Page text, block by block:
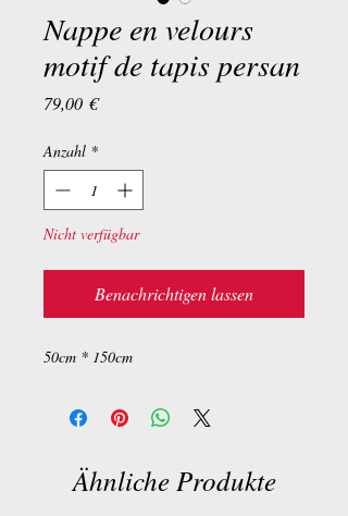
Nappe en velours
motif de tapis persan
79,00 €Preis
Anzahl *
Nicht verfügbar
Benachrichtigen lassen
50cm * 150cm
Ähnliche Produkte